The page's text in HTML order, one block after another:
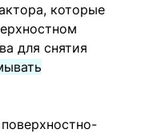
которые
для снятия